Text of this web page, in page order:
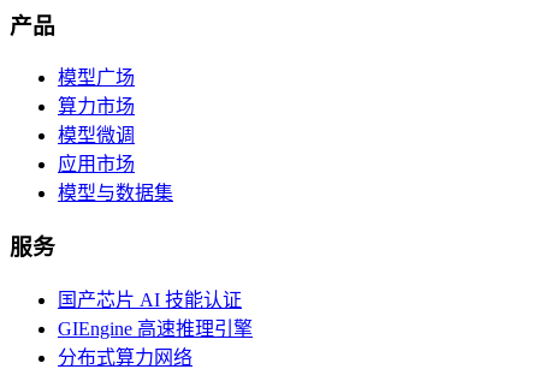
产品
模型广场
算力市场
模型微调
应用市场
模型与数据集
服务
国产芯片 AI 技能认证
GIEngine 高速推理引擎
分布式算力网络